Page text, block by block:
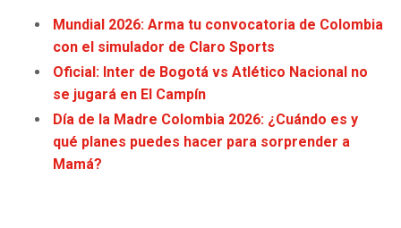
COWBOYS
GIANTS
EAGLES
COMMANDERS
CLIPPERS
LAKERS
SUNS
KINGS
Mundial 2026: Arma tu convocatoria de Colombia
con el simulador de Claro Sports
Oficial: Inter de Bogotá vs Atlético Nacional no
se jugará en El Campín
Día de la Madre Colombia 2026: ¿Cuándo es y
qué planes puedes hacer para sorprender a
Mamá?